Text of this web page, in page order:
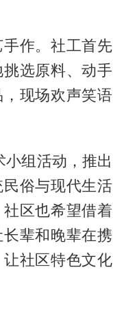
作。社工首先
选原料、动手
现场欢声笑语
小组活动，推出
俗与现代生活
区也希望借着
辈和晚辈在携
社区特色文化